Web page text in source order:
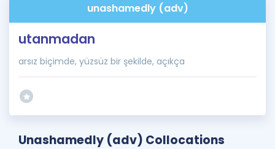
İngilizce Gramerunashamedly (adv)
utanmadan
arsız biçimde, yüzsüz bir şekilde, açıkça
Unashamedly (adv) Collocations